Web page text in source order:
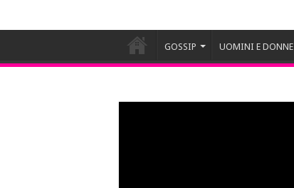
GOSSIP UOMINI E DONNE